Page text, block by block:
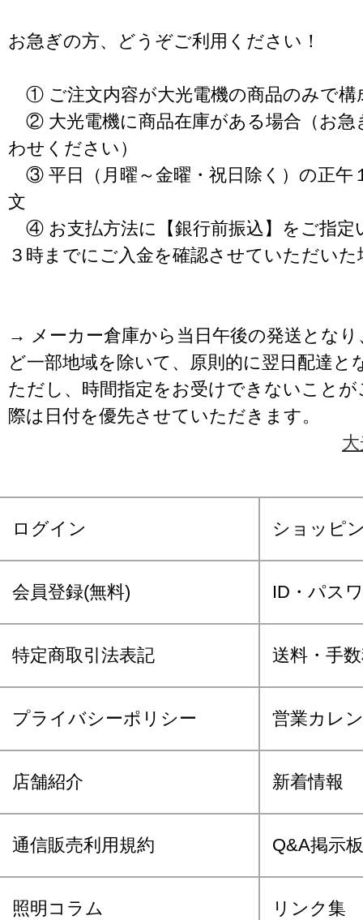
お急ぎの方、どうぞご利用ください！
① ご注文内容が大光電機の商品のみで構
② 大光電機に商品在庫がある場合（お急
わせください）
③ 平日（月曜～金曜・祝日除く）の正午
文
④ お支払方法に【銀行前振込】をご指定
３時までにご入金を確認させていただいた
→ メーカー倉庫から当日午後の発送となり
ど一部地域を除いて、原則的に翌日配達と
ただし、時間指定をお受けできないこと
際は日付を優先させていただきます。
ログイン ショッピ
会員登録(無料) ID・パス
特定商取引法表記 送料・手
プライバシーポリシー 営業カレ
店舗紹介 新着情報
通信販売利用規約 Q&A掲示板
照明コラム リンク集